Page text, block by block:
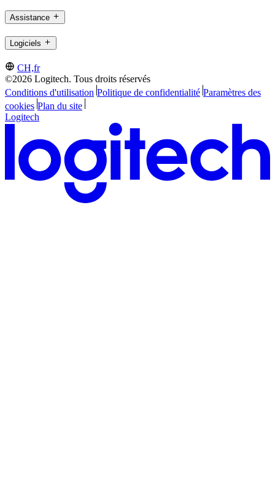
Assistance
Logiciels
CH,fr
©2026 Logitech. Tous droits réservés
Conditions d'utilisation Politique de confidentialité Paramètres des
cookies Plan du site
Logitech